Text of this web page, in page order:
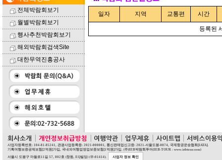
전체박람회보기
월별박람회보기
행사추천박람회보기
해외박람회검색Site
대한무역진흥공사
일자 지역 교통편 시간
등록된
사업자등록번호: 104-81-85241, 관광사업등록증: 2021-000001, 통신판매업신고증: 2021-서울도봉-0074, 국제항공운송협회[IATA].
기획여행보증공제보험[2억원]가입, 국내외여행업영업보증보험[1억원]가입. (주)IEB박람회투어(IEB-TOUR : www.iebtour.com)
서울시 도봉구 마들로11길 57, 802호 (창동, EQ빌딩) (우:01414).
사업자 정보 확인